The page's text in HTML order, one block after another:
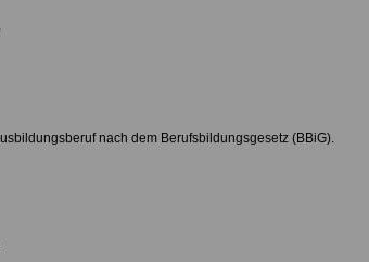
nach dem Berufsbildungsgesetz (BBiG).